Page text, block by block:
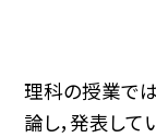
理科の授業で
論し，発表して